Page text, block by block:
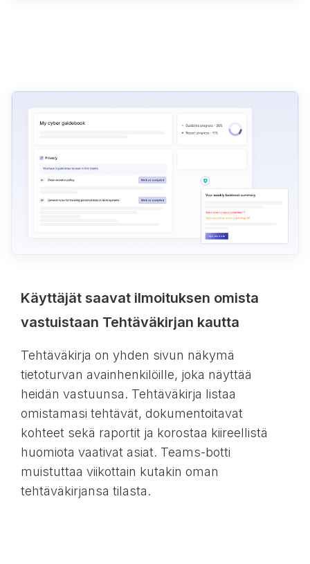
Käyttäjät saavat ilmoituksen omista
vastuistaan Tehtäväkirjan kautta
Tehtäväkirja on yhden sivun näkymä
tietoturvan avainhenkilöille, joka näyttää
heidän vastuunsa. Tehtäväkirja listaa
omistamasi tehtävät, dokumentoitavat
kohteet sekä raportit ja korostaa kiireellistä
huomiota vaativat asiat. Teams-botti
muistuttaa viikottain kutakin oman
tehtäväkirjansa tilasta.